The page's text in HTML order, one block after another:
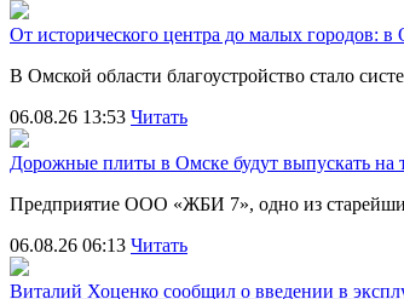
От исторического центра до малых городов:
В Омской области благоустройство стало
06.08.26 13:53 Читать
Дорожные плиты в Омске будут выпускать на
Предприятие ООО «ЖБИ 7», одно из
06.08.26 06:13 Читать
Виталий Хоценко сообщил о введении в